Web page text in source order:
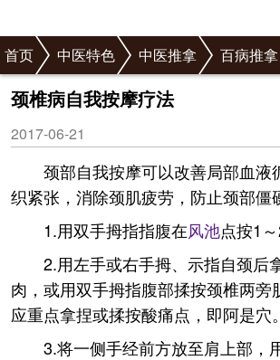
首页 中医特色 中医推拿 百病推拿
颈椎病自我按摩疗法
2017-06-21
颈部自我按摩可以改善局部血液
织紧张，消除颈肌疲劳，防止颈部僵
1.用双手拇指指腹在风池点按1～
2.用左手或右手拇、示指自颈后
肉，或用双手拇指腹部揉按颈椎两旁
应重点拿捏或揉按酸痛点，即阿是穴。
3.将一侧手经前方放至肩上部，